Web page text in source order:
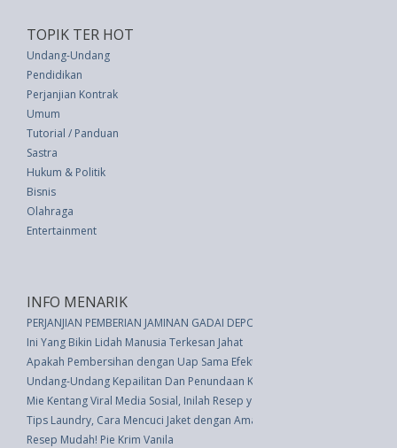
TOPIK TER HOT
Undang-Undang
Pendidikan
Perjanjian Kontrak
Umum
Tutorial / Panduan
Sastra
Hukum & Politik
Bisnis
Olahraga
Entertainment
INFO MENARIK
PERJANJIAN PEMBERIAN JAMINAN GADAI DEPOSITO
Ini Yang Bikin Lidah Manusia Terkesan Jahat
Apakah Pembersihan dengan Uap Sama Efektifnya dengan Menggosok?
Undang-Undang Kepailitan Dan Penundaan Kewajiban Pembayaran
Mie Kentang Viral Media Sosial, Inilah Resep yang Bisa Anda Coba
Tips Laundry, Cara Mencuci Jaket dengan Aman
Resep Mudah! Pie Krim Vanila